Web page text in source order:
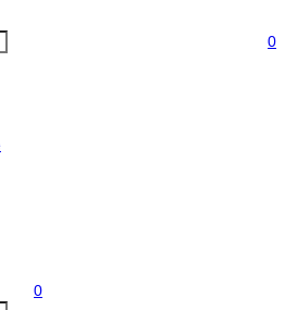
0
0